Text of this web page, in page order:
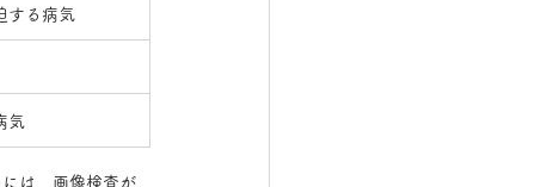
する病気
気
は、画像検査が